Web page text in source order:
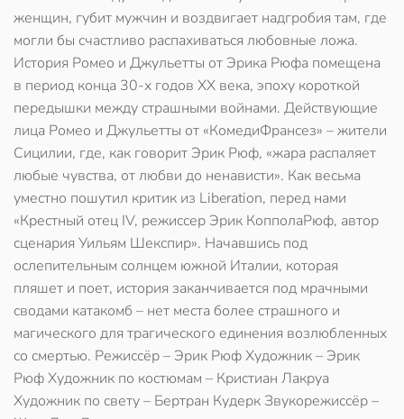
женщин, губит мужчин и воздвигает надгробия там, где
могли бы счастливо распахиваться любовные ложа.
История Ромео и Джульетты от Эрика Рюфа помещена
в период конца 30-х годов ХХ века, эпоху короткой
передышки между страшными войнами. Действующие
лица Ромео и Джульетты от «КомедиФрансез» – жители
Сицилии, где, как говорит Эрик Рюф, «жара распаляет
любые чувства, от любви до ненависти». Как весьма
уместно пошутил критик из Liberation, перед нами
«Крестный отец IV, режиссер Эрик КопполаРюф, автор
сценария Уильям Шекспир». Начавшись под
ослепительным солнцем южной Италии, которая
пляшет и поет, история заканчивается под мрачными
сводами катакомб – нет места более страшного и
магического для трагического единения возлюбленных
со смертью. Режиссёр – Эрик Рюф Художник – Эрик
Рюф Художник по костюмам – Кристиан Лакруа
Художник по свету – Бертран Кудерк Звукорежиссёр –